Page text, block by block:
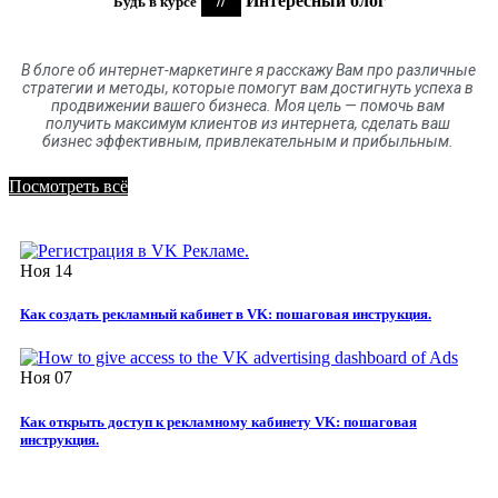
В блогеобинтернет-маркетинге я расскажу Вам про различные
стратегии и методы, которые помогут вам достигнуть успеха в
продвижении вашего бизнеса. Моя цель — помочь вам
получить максимум клиентовизинтернета, сделать ваш
бизнес эффективным, привлекательным и прибыльным.
Посмотреть всё
Ноя 14
Как создать рекламный кабинет в VK: пошаговая инструкция.
Ноя 07
Как открыть доступ к рекламному кабинету VK: пошаговая
инструкция.